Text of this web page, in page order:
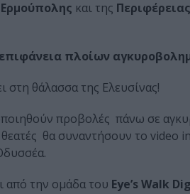
και της
πλοίων
στη θάλασσα της Ελευσίνας!
προβολές πάνω σε
θα συναντήσουν το
από την ομάδα του Eye’s Walk